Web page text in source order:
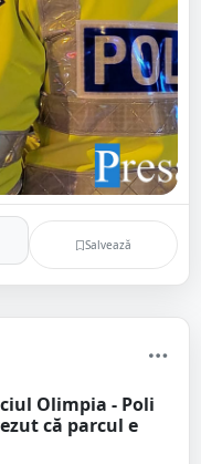
Salvează
Olimpia - Poli
că parcul e